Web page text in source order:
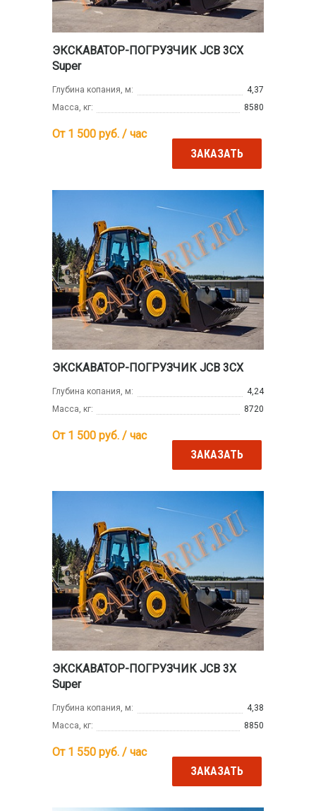
ЭКСКАВАТОР-ПОГРУЗЧИК JCB 3CX
Super
Глубина копания, м:
4,37
Масса, кг:
8580
От 1 500 руб. / час
ЗАКАЗАТЬ
ЭКСКАВАТОР-ПОГРУЗЧИК JCB 3CX
Глубина копания, м:
4,24
Масса, кг:
8720
От 1 500 руб. / час
ЗАКАЗАТЬ
ЭКСКАВАТОР-ПОГРУЗЧИК JCB 3X
Super
Глубина копания, м:
4,38
Масса, кг:
8850
От 1 550 руб. / час
ЗАКАЗАТЬ